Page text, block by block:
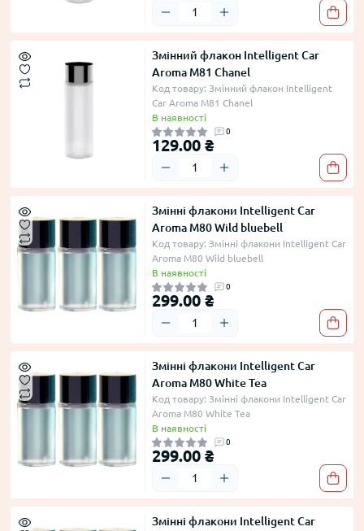
Змінний флакон Intelligent Car
Aroma M81 Chanel
Код товару: Змінний флакон Intelligent
Car Aroma M81 Chanel
В наявності
0
129.00 ₴
Змінні флакони Intelligent Car
Aroma M80 Wild bluebell
Код товару: Змінні флакони Intelligent Car
Aroma M80 Wild bluebell
В наявності
0
299.00 ₴
Змінні флакони Intelligent Car
Aroma M80 White Tea
Код товару: Змінні флакони Intelligent Car
Aroma M80 White Tea
В наявності
0
299.00 ₴
Змінні флакони Intelligent Car